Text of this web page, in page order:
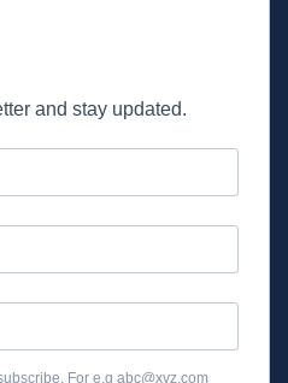
and stay updated.
For e.g abc@xyz.com